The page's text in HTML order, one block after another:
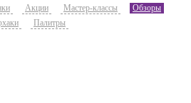
Акции Мастер-классы
Обзоры
Палитры